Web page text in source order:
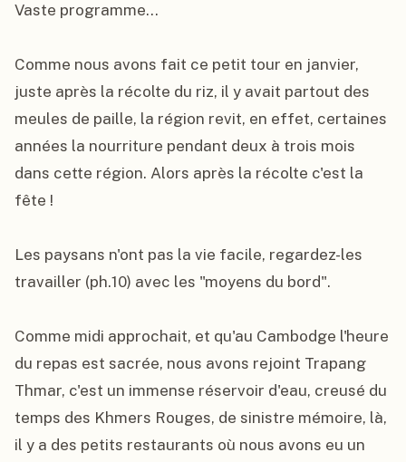
Vaste programme...
Comme nous avons fait ce petit tour en janvier,
juste après la récolte du riz, il y avait partout des
meules de paille, la région revit, en effet, certaines
années la nourriture pendant deux à trois mois
dans cette région. Alors après la récolte c'est la
fête !
Les paysans n'ont pas la vie facile, regardez-les
travailler (ph.10) avec les "moyens du bord".
Comme midi approchait, et qu'au Cambodge l'heure
du repas est sacrée, nous avons rejoint Trapang
Thmar, c'est un immense réservoir d'eau, creusé du
temps des Khmers Rouges, de sinistre mémoire, là,
il y a des petits restaurants où nous avons eu un